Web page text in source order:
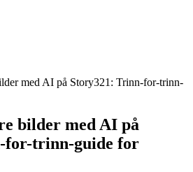
med AI på Story321: Trinn-for-trinn-
bilder med AI på
for-trinn-guide for